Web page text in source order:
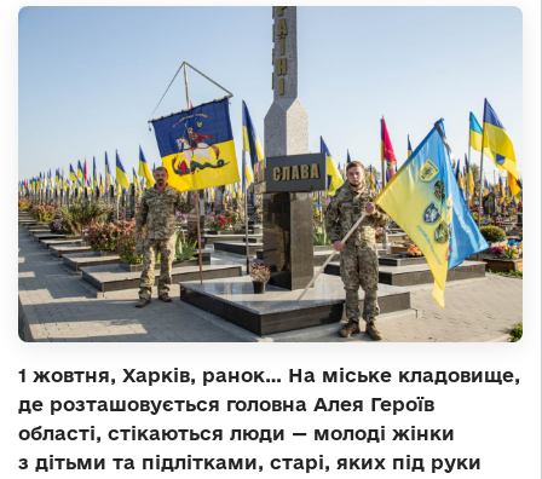
1 жовтня, Харків, ранок… На міське кладовище,
де розташовується головна Алея Героїв
області, стікаються люди — молоді жінки
з дітьми та підлітками, старі, яких під руки